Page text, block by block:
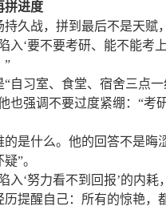
拼进度
久战，拼到最后不是天赋
入‘要不要考研、能不能考
”
自习室、食堂、宿舍三点
也强调不要过度紧绷：“
是什么。他的回答不是
”。
入‘努力看不到回报’的内
提醒自己：所有的惊艳，